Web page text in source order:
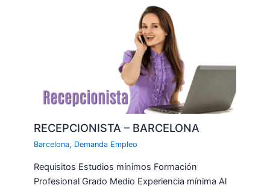
RECEPCIONISTA – BARCELONA
Barcelona, Demanda Empleo
Requisitos Estudios mínimos Formación
Profesional Grado Medio Experiencia mínima Al